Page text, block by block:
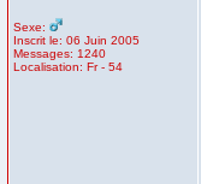
Sexe:
Inscrit le: 06 Juin 2005
Messages: 1240
Localisation: Fr - 54